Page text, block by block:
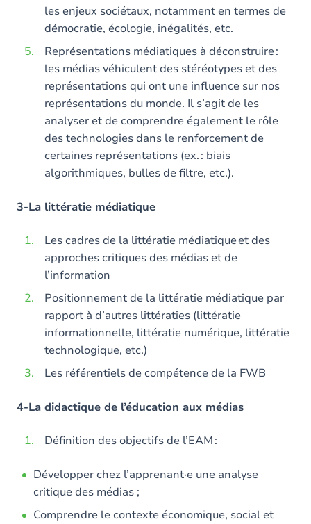
les enjeux sociétaux, notamment en termes de
démocratie, écologie, inégalités, etc.
Représentations médiatiques à déconstruire :
les médias véhiculent des stéréotypes et des
représentations qui ont une influence sur nos
représentations du monde. Il s’agit de les
analyser et de comprendre également le rôle
des technologies dans le renforcement de
certaines représentations (ex. : biais
algorithmiques, bulles de filtre, etc.).
3-La littératie médiatique
Les cadres de la littératie médiatique et des
approches critiques des médias et de
l’information
Positionnement de la littératie médiatique par
rapport à d’autres littératies (littératie
informationnelle, littératie numérique, littératie
technologique, etc.)
Les référentiels de compétence de la FWB
4-La didactique de l’éducation aux médias
Définition des objectifs de l’EAM :
Développer chez l’apprenant·e une analyse
critique des médias ;
Comprendre le contexte économique, social et